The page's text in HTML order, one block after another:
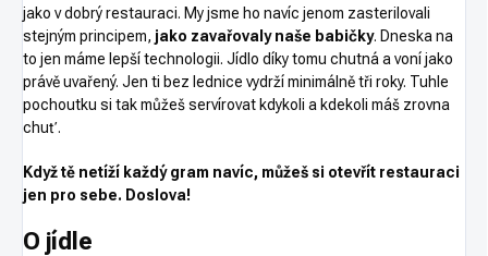
jako v dobrý restauraci. My jsme ho navíc jenom zasterilovali
stejným principem, jako zavařovaly naše babičky. Dneska na
to jen máme lepší technologii. Jídlo díky tomu chutná a voní jako
právě uvařený. Jen ti bez lednice vydrží minimálně tři roky. Tuhle
pochoutku si tak můžeš servírovat kdykoli a kdekoli máš zrovna
chuť.
Když tě netíží každý gram navíc, můžeš si otevřít restauraci
jen pro sebe. Doslova!
O jídle